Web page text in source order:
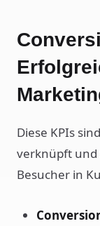
Diese KPIs
verknüpft und
Besucher in